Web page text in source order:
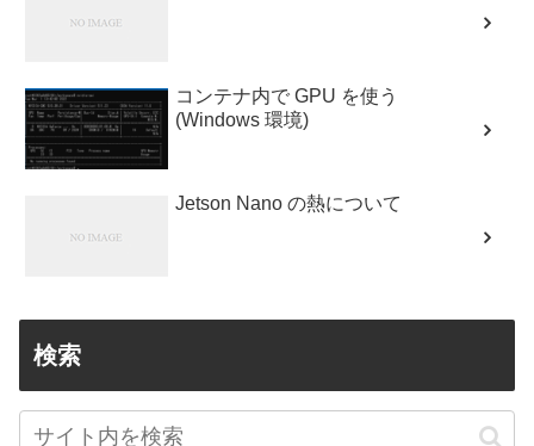
コンテナ内で GPU を使う
(Windows 環境)
Jetson Nano の熱について
検索